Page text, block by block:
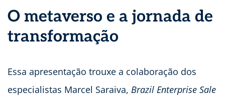
O metaverso e a jornada de
transformação
Essa apresentação trouxe a colaboração dos
especialistas Marcel Saraiva, Brazil Enterprise Sale